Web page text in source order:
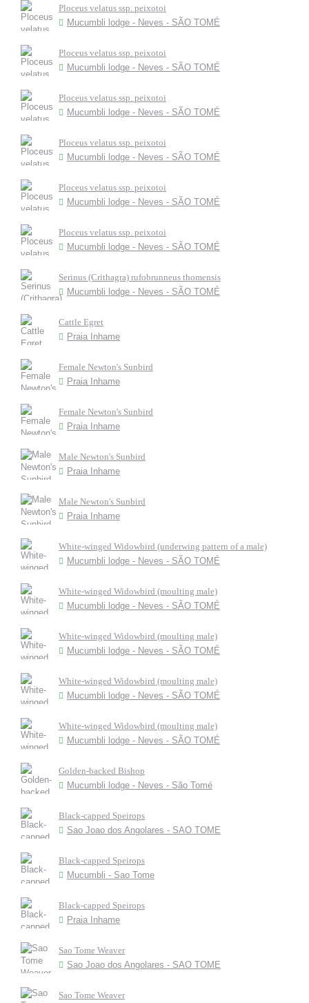
Ploceus velatus ssp. peixotoi
Mucumbli lodge - Neves - SÃO TOMÉ
Ploceus velatus ssp. peixotoi
Mucumbli lodge - Neves - SÃO TOMÉ
Ploceus velatus ssp. peixotoi
Mucumbli lodge - Neves - SÃO TOMÉ
Ploceus velatus ssp. peixotoi
Mucumbli lodge - Neves - SÃO TOMÉ
Ploceus velatus ssp. peixotoi
Mucumbli lodge - Neves - SÃO TOMÉ
Ploceus velatus ssp. peixotoi
Mucumbli lodge - Neves - SÃO TOMÉ
Serinus (Crithagra) rufobrunneus thomensis
Mucumbli lodge - Neves - SÃO TOMÉ
Cattle Egret
Praia Inhame
Female Newton's Sunbird
Praia Inhame
Female Newton's Sunbird
Praia Inhame
Male Newton's Sunbird
Praia Inhame
Male Newton's Sunbird
Praia Inhame
White-winged Widowbird (underwing pattern of a male)
Mucumbli lodge - Neves - SÃO TOMÉ
White-winged Widowbird (moulting male)
Mucumbli lodge - Neves - SÃO TOMÉ
White-winged Widowbird (moulting male)
Mucumbli lodge - Neves - SÃO TOMÉ
White-winged Widowbird (moulting male)
Mucumbli lodge - Neves - SÃO TOMÉ
White-winged Widowbird (moulting male)
Mucumbli lodge - Neves - SÃO TOMÉ
Golden-backed Bishop
Mucumbli lodge - Neves - São Tomé
Black-capped Speirops
Sao Joao dos Angolares - SAO TOME
Black-capped Speirops
Mucumbli - Sao Tome
Black-capped Speirops
Praia Inhame
Sao Tome Weaver
Sao Joao dos Angolares - SAO TOME
Sao Tome Weaver